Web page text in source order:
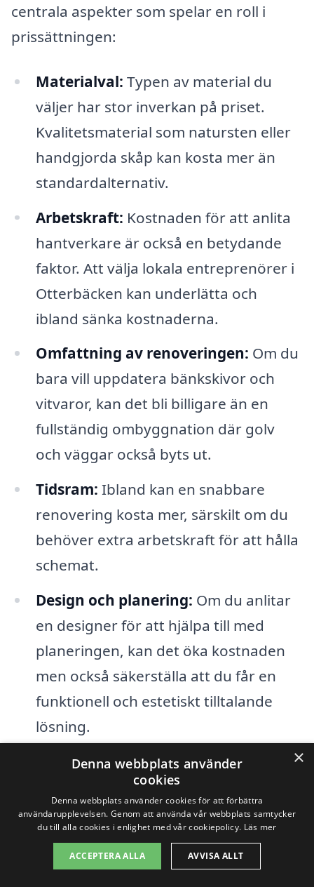
centrala aspekter som spelar en roll i
prissättningen:
Materialval: Typen av material du
väljer har stor inverkan på priset.
Kvalitetsmaterial som natursten eller
handgjorda skåp kan kosta mer än
standardalternativ.
Arbetskraft: Kostnaden för att anlita
hantverkare är också en betydande
faktor. Att välja lokala entreprenörer i
Otterbäcken kan underlätta och
ibland sänka kostnaderna.
Omfattning av renoveringen: Om du
bara vill uppdatera bänkskivor och
vitvaror, kan det bli billigare än en
fullständig ombyggnation där golv
och väggar också byts ut.
Tidsram: Ibland kan en snabbare
renovering kosta mer, särskilt om du
behöver extra arbetskraft för att hålla
schemat.
Design och planering: Om du anlitar
en designer för att hjälpa till med
planeringen, kan det öka kostnaden
men också säkerställa att du får en
funktionell och estetiskt tilltalande
lösning.
Genom att överväga dessa faktorer kan
du få en bättre uppfattning om vad
köksrenovering i Otterbäcken kommer att
kosta. Det är alltid en bra idé att inhämta
flera offerter från olika företag för att
×
Denna webbplats använder
cookies
Denna webbplats använder cookies för att förbättra
användarupplevelsen. Genom att använda vår webbplats samtycker
du till alla cookies i enlighet med vår cookiepolicy. Läs mer
ACCEPTERA ALLA AVVISA ALLT